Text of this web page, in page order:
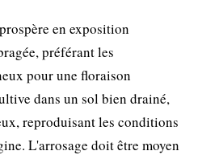
en exposition
préférant les
pour une floraison
dans un sol bien drainé,
reproduisant les conditions
L'arrosage doit être moyen